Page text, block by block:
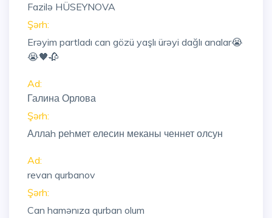
Fazilə HÜSEYNOVA
Şərh:
Erəyim partladı can gözü yaşlı ürəyi dağlı analar😭
😭🖤🥀
Ad:
Галина Орлова
Şərh:
Аллаh реhмет елесин меканы ченнет олсун
Ad:
revan qurbanov
Şərh:
Can hamənıza qurban olum